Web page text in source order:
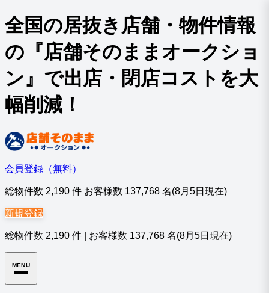
全国の居抜き店舗・物件情報
の『店舗そのままオークショ
ン』で出店・閉店コストを大
幅削減！
会員登録（無料）
総物件数 2,190 件 お客様数 137,768 名(8月5日現在)
新規登録
総物件数 2,190 件 お客様数 137,768 名(8月5日現在)
MENU